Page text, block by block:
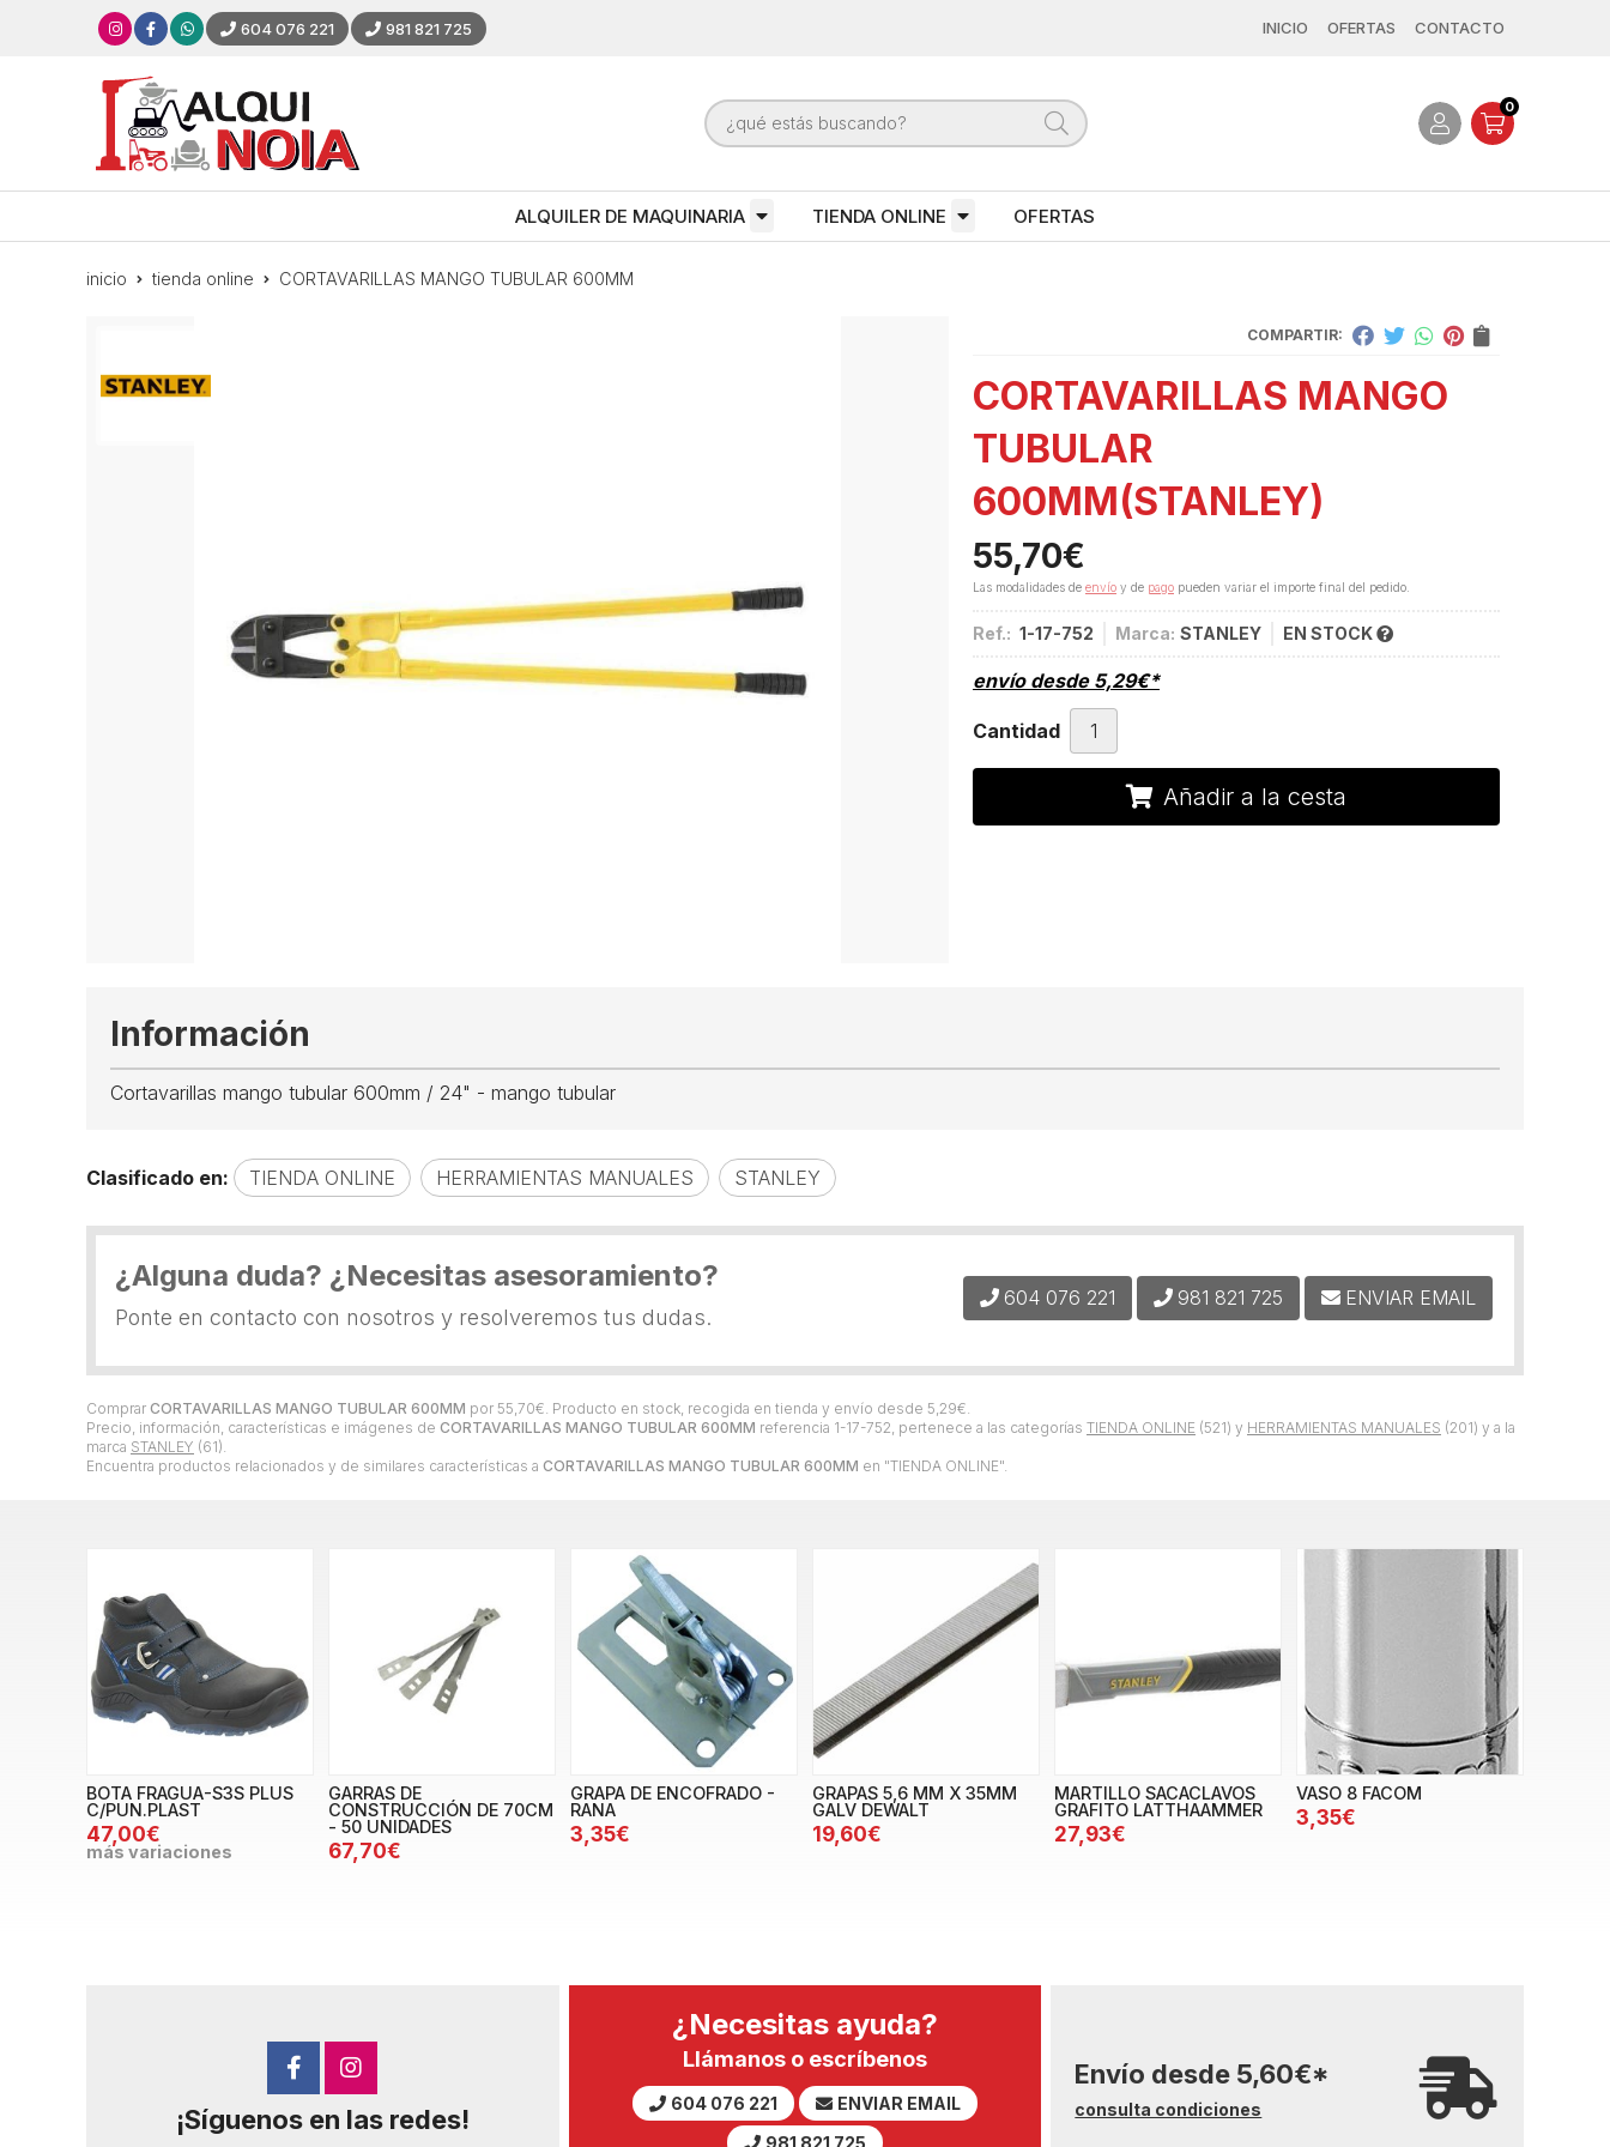
604 076 221 981 821 725 INICIO OFERTAS CONTACTO
0
ALQUILER DE MAQUINARIA TIENDA ONLINE OFERTAS
inicio tienda online CORTAVARILLAS MANGO TUBULAR 600MM
COMPARTIR:
CORTAVARILLAS MANGO
TUBULAR
600MM(STANLEY)
55,70€
Las modalidades de envío y de pago pueden variar el importe final del pedido.
Ref.: 1-17-752 Marca: STANLEY EN STOCK
envío desde 5,29€*
Cantidad
Añadir a la cesta
Comprar CORTAVARILLAS MANGO TUBULAR 600MM por 55,70€. Producto en stock, recogida en tienda y envío desde 5,29€.
Precio, información, características e imágenes de CORTAVARILLAS MANGO TUBULAR 600MM referencia 1-17-752, pertenece a las categorías TIENDA ONLINE (521) y HERRAMIENTAS MANUALES (201) y a la
marca STANLEY (61).
Encuentra productos relacionados y de similares características a CORTAVARILLAS MANGO TUBULAR 600MM en "TIENDA ONLINE".
Información
Cortavarillas mango tubular 600mm / 24" - mango tubular
Clasificado en: TIENDA ONLINE HERRAMIENTAS MANUALES STANLEY
¿Alguna duda? ¿Necesitas asesoramiento?
Ponte en contacto con nosotros y resolveremos tus dudas.
604 076 221 981 821 725 ENVIAR EMAIL
BOTA FRAGUA-S3S PLUS
C/PUN.PLAST
47,00€
más variaciones
GARRAS DE
CONSTRUCCIÓN DE 70CM
- 50 UNIDADES
67,70€
GRAPA DE ENCOFRADO -
RANA
3,35€
GRAPAS 5,6 MM X 35MM
GALV DEWALT
19,60€
MARTILLO SACACLAVOS
GRAFITO LATTHAAMMER
27,93€
VASO 8 FACOM
3,35€
¡Síguenos en las redes!
¿Necesitas ayuda?
Llámanos o escríbenos
604 076 221
ENVIAR EMAIL
Envío desde 5,60€*
consulta condiciones